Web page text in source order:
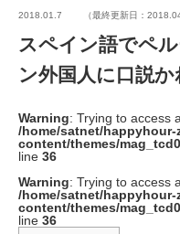
2018.01.7 （最終更新日：
スペイン語でペ
ン外国人に口説
Warning: Trying to access
/home/satnet/
content/themes/
line 36
Warning: Trying to access
/home/satnet/
content/themes/
line 36